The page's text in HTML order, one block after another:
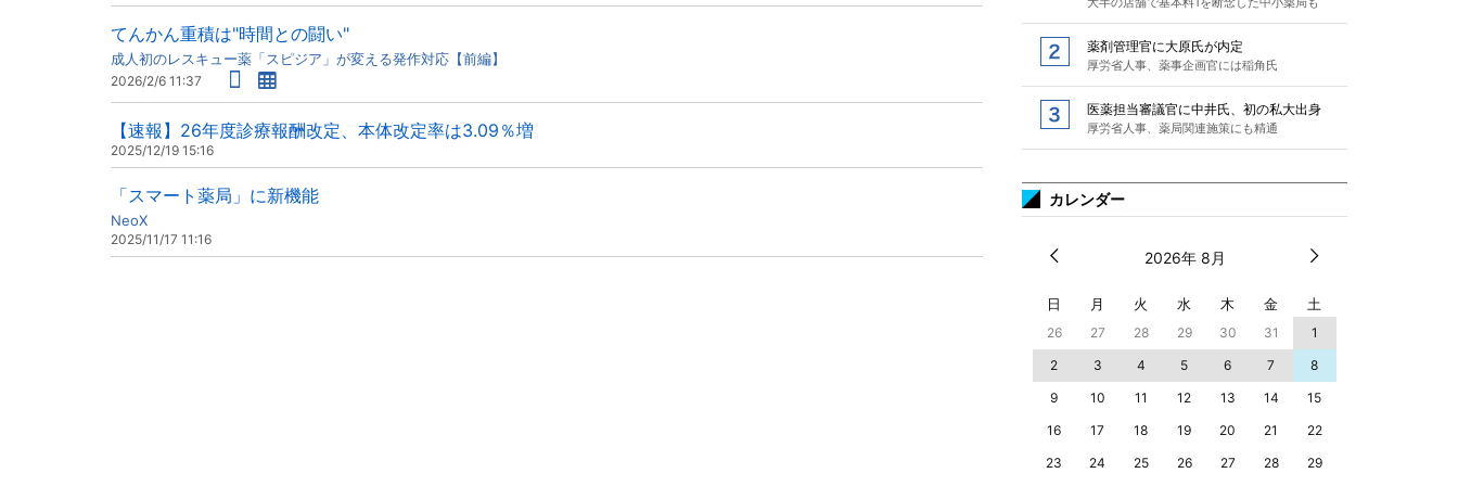
てんかん重積は"時間との闘い"
成人初のレスキュー薬「スピジア」が変える発作対応【前編】
2026/2/6 11:37
【速報】26年度診療報酬改定、本体改定率は3.09％増
2025/12/19 15:16
「スマート薬局」に新機能
NeoX
2025/11/17 11:16
薬剤管理官に大原氏が内定
厚労省人事、薬事企画官には稲角氏
医薬担当審議官に中井氏、初の私大出身
厚労省人事、薬局関連施策にも精通
カレンダー
2026年 8月
日 月 火 水 木 金 土
26 27 28 29 30 31
1
2
3 4 5 6 7
8
9
10 11 12 13 14
15
16
17 18 19 20 21
22
23
24 25 26 27 28
29